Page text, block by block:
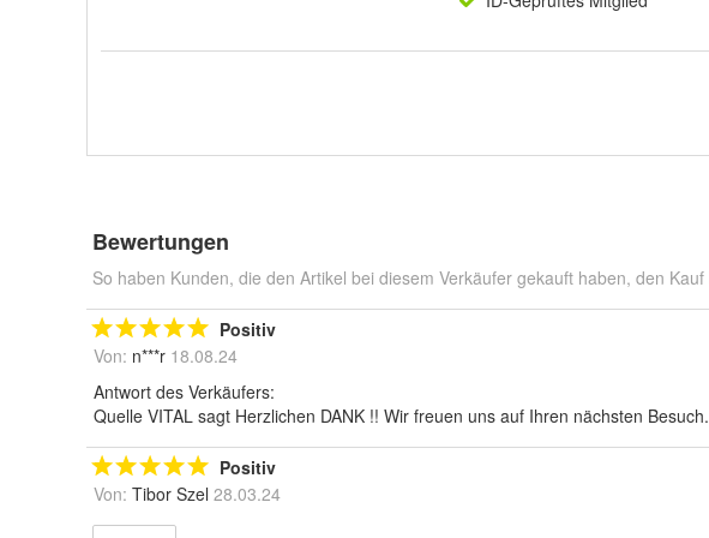
Bewertungen
So haben Kunden, die den Artikel bei diesem Verkäufer gekauft haben, den
Positiv
Von: n***r 18.08.24
Antwort des Verkäufers:
Quelle VITAL sagt Herzlichen DANK !! Wir freuen uns auf Ihren nächsten Besuch.
Positiv
Von: Tibor Szel 28.03.24